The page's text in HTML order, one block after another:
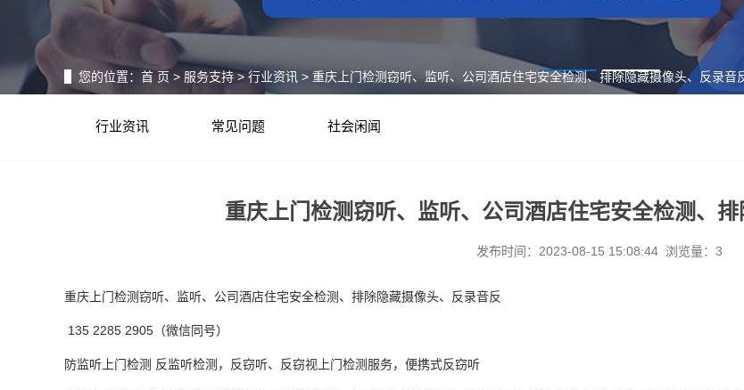
您的位置： 首 页 > 服务支持> 行业资讯 > 重庆上门检测窃听、监听、公司酒店住宅安全检测、排除隐藏摄像头、反录音
行业资讯 常见问题 社会闲闻
重庆上门检测窃听、监听、公司酒店住宅安全检测、
发布时间：2023-08-15 15:08:44 浏览量：3
重庆上门检测窃听、监听、公司酒店住宅安全检测、排除隐藏摄像头、反录音反
135 2285 2905（微信同号）
防监听上门检测 反监听检测，反窃听、反窃视上门检测服务，便携式反窃听